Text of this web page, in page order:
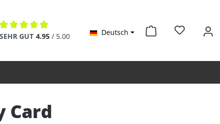
Durchschnittliche Bewertung von 4.9 von 5 Sternen
SEHR GUT 4.95 / 5.00 Deutsch
Card